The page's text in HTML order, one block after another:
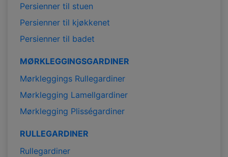
Persienner til stuen
Persienner til kjøkkenet
Persienner til badet
MØRKLEGGINGSGARDINER
Mørkleggings Rullegardiner
Mørklegging Lamellgardiner
Mørklegging Plisségardiner
RULLEGARDINER
Rullegardiner